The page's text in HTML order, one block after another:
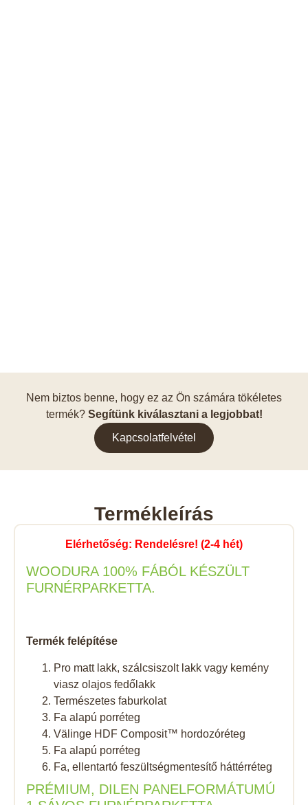
Nem biztos benne, hogy ez az Ön számára tökéletes
termék? Segítünk kiválasztani a legjobbat!
Kapcsolatfelvétel
Termékleírás
Elérhetőség: Rendelésre! (2-4 hét)
WOODURA 100% FÁBÓL KÉSZÜLT
FURNÉRPARKETTA.
Termék felépítése
Pro matt lakk, szálcsiszolt lakk vagy kemény
viasz olajos fedőlakk
Természetes faburkolat
Fa alapú porréteg
Välinge HDF Composit™ hordozóréteg
Fa alapú porréteg
Fa, ellentartó feszültségmentesítő háttérréteg
PRÉMIUM, DILEN PANELFORMÁTUMÚ